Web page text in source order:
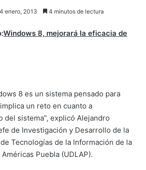
enero, 2013 4 minutos de lectura
Windows 8, mejorará la eficacia de
8 es un sistema pensado para
un reto en cuanto a
del sistema”, explicó Alejandro
de Investigación y Desarrollo de la
Tecnologías de la Información de la
Puebla (UDLAP).